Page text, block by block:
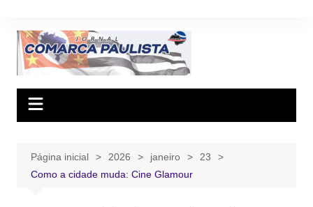
conteúdo
Página inicial 2026 janeiro
23
Como a cidade muda: Cine Glamour